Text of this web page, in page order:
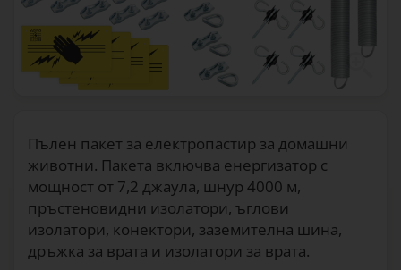
Пълен пакет за електропастир за домашни
животни. Пакета включва енергизатор с
мощност от 7,2 джаула, шнур 4000 м,
пръстеновидни изолатори, ъглови
изолатори, конектори, заземителна шина,
дръжка за врата и изолатори за врата.